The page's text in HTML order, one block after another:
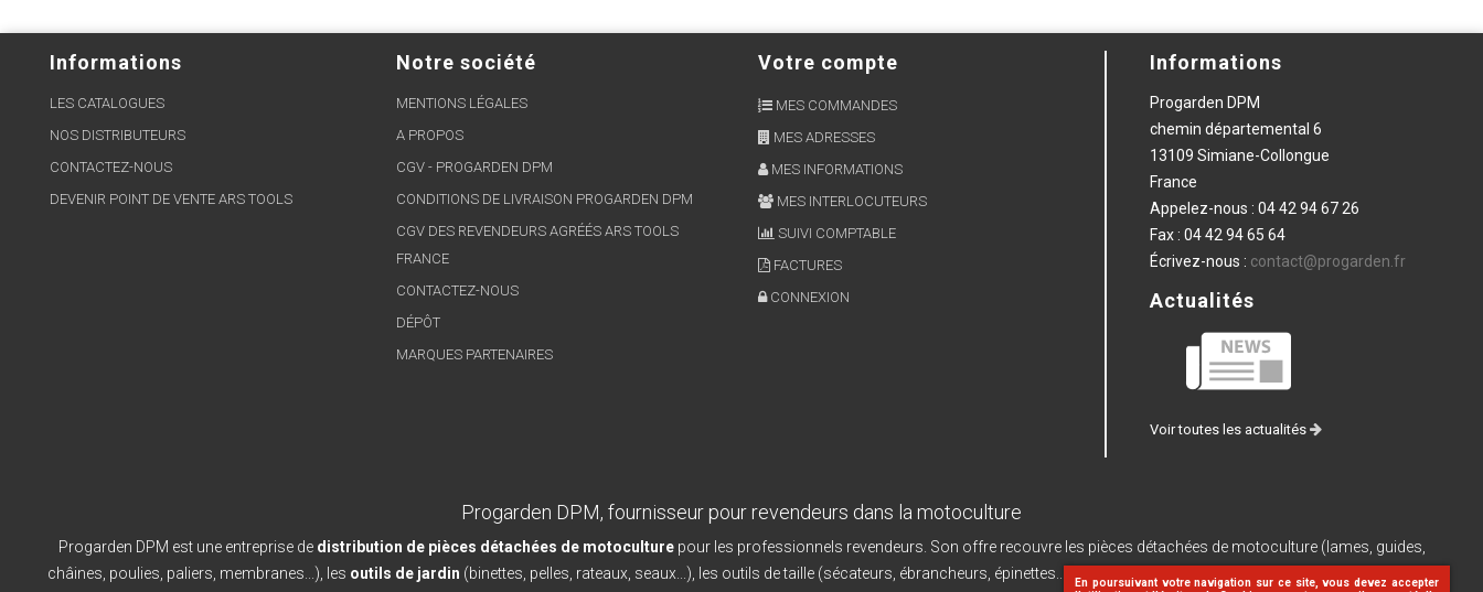
En poursuivant votre navigation sur ce site, vous devez accepter
Informations
LES CATALOGUES
NOS DISTRIBUTEURS
CONTACTEZ-NOUS
DEVENIR POINT DE VENTE ARS TOOLS
Notre société
MENTIONS LÉGALES
A PROPOS
CGV - PROGARDEN DPM
CONDITIONS DE LIVRAISON PROGARDEN DPM
CGV DES REVENDEURS AGRÉÉS ARS TOOLS
FRANCE
CONTACTEZ-NOUS
DÉPÔT
MARQUES PARTENAIRES
Votre compte
MES COMMANDES
MES ADRESSES
MES INFORMATIONS
MES INTERLOCUTEURS
SUIVI COMPTABLE
FACTURES
CONNEXION
Informations
Progarden DPM
chemin départemental 6
13109 Simiane-Collongue
France
Appelez-nous : 04 42 94 67 26
Fax : 04 42 94 65 64
Écrivez-nous : contact@progarden.fr
Actualités
Voir toutes les actualités
Progarden DPM, fournisseur pour revendeurs dans la motoculture
Progarden DPM est une entreprise de distribution de pièces détachées de motoculturepour les professionnels revendeurs. Son offre recouvre les pièces détachées de motoculture (lames, guides,
châines, poulies, paliers, membranes...), les outils de jardin (binettes, pelles, rateaux, seaux...), les outils de taille (sécateurs, ébrancheurs, épinettes...) et leurs pièces de rechange, les
machines à batterie